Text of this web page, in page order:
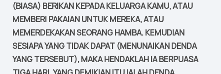
(BIASA) BERIKAN KEPADA KELUARGA KAMU, ATAU
MEMBERI PAKAIAN UNTUK MEREKA, ATAU
MEMERDEKAKAN SEORANG HAMBA. KEMUDIAN
SESIAPA YANG TIDAK DAPAT (MENUNAIKAN DENDA
YANG TERSEBUT), MAKA HENDAKLAH IA BERPUASA